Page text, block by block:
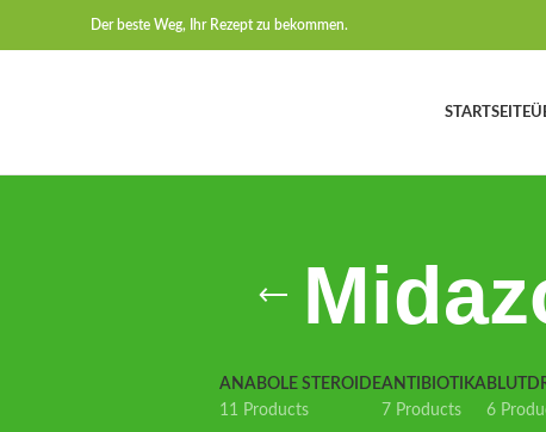
Der beste Weg, Ihr Rezept zu bekommen.
STARTSEITE
ANABOLE STEROIDE
11 Products
ANTIBIOTIKA
7 Products
6